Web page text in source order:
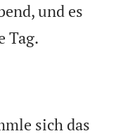
und es
Tag.
sich das